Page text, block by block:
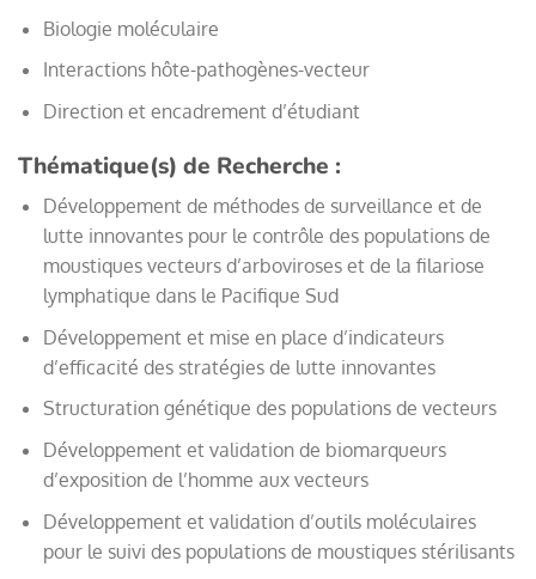
Biologie moléculaire
Interactions hôte-pathogènes-vecteur
Direction et encadrement d’étudiant
Thématique(s) de Recherche :
Développement de méthodes de surveillance et de
lutte innovantes pour le contrôle des populations de
moustiques vecteurs d’arboviroses et de la filariose
lymphatique dans le Pacifique Sud
Développement et mise en place d’indicateurs
d’efficacité des stratégies de lutte innovantes
Structuration génétique des populations de vecteurs
Développement et validation de biomarqueurs
d’exposition de l’homme aux vecteurs
Développement et validation d’outils moléculaires
pour le suivi des populations de moustiques stérilisants